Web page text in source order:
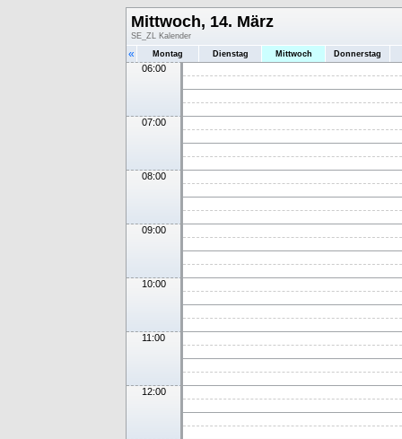
Mittwoch, 14. März
SE_ZL Kalender
« Montag Dienstag Mittwoch Donnerstag
06:00
07:00
08:00
09:00
10:00
11:00
12:00